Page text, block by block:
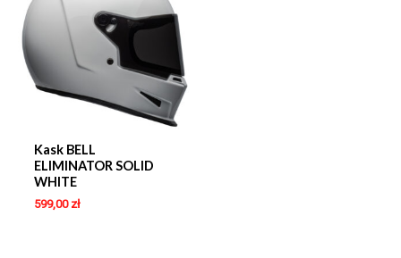
Kask BELL
ELIMINATOR SOLID
WHITE
599,00 zł